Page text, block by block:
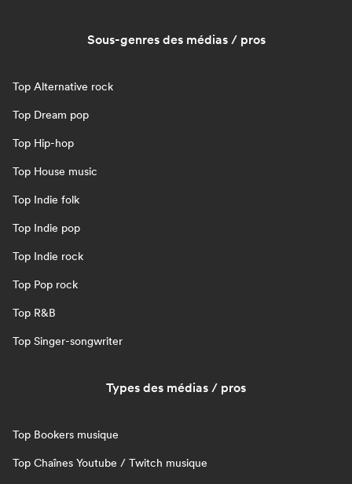
Sous-genres des médias / pros
Top Alternative rock
Top Dream pop
Top Hip-hop
Top House music
Top Indie folk
Top Indie pop
Top Indie rock
Top Pop rock
Top R&B
Top Singer-songwriter
Types des médias / pros
Top Bookers musique
Top Chaînes Youtube / Twitch musique